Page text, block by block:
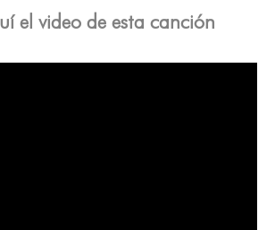
el video de esta canción